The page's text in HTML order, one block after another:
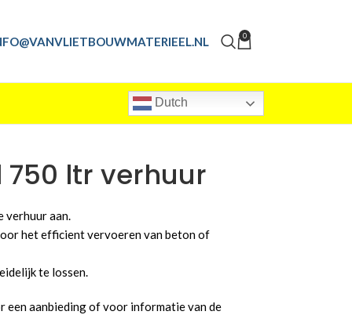
0
Dutch
ltr verhuur
verhuur aan.
het efficient vervoeren van beton of
te lossen.
een aanbieding of voor informatie van de